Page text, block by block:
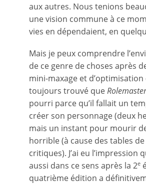
aux autres. Nous tenions
une vision commune à ce
vies en dépendaient, en
Mais je peux comprendre
de ce genre de choses après
mini-maxage et d’optimisation
toujours trouvé queRolemaster
pourri parce qu’il fallait un
créer son personnage (deux
mais un instant pour mourir
horrible (à cause des tables
critiques). J’ai eu l’impression
aussi dans ce sens après la 2e
quatrième édition a